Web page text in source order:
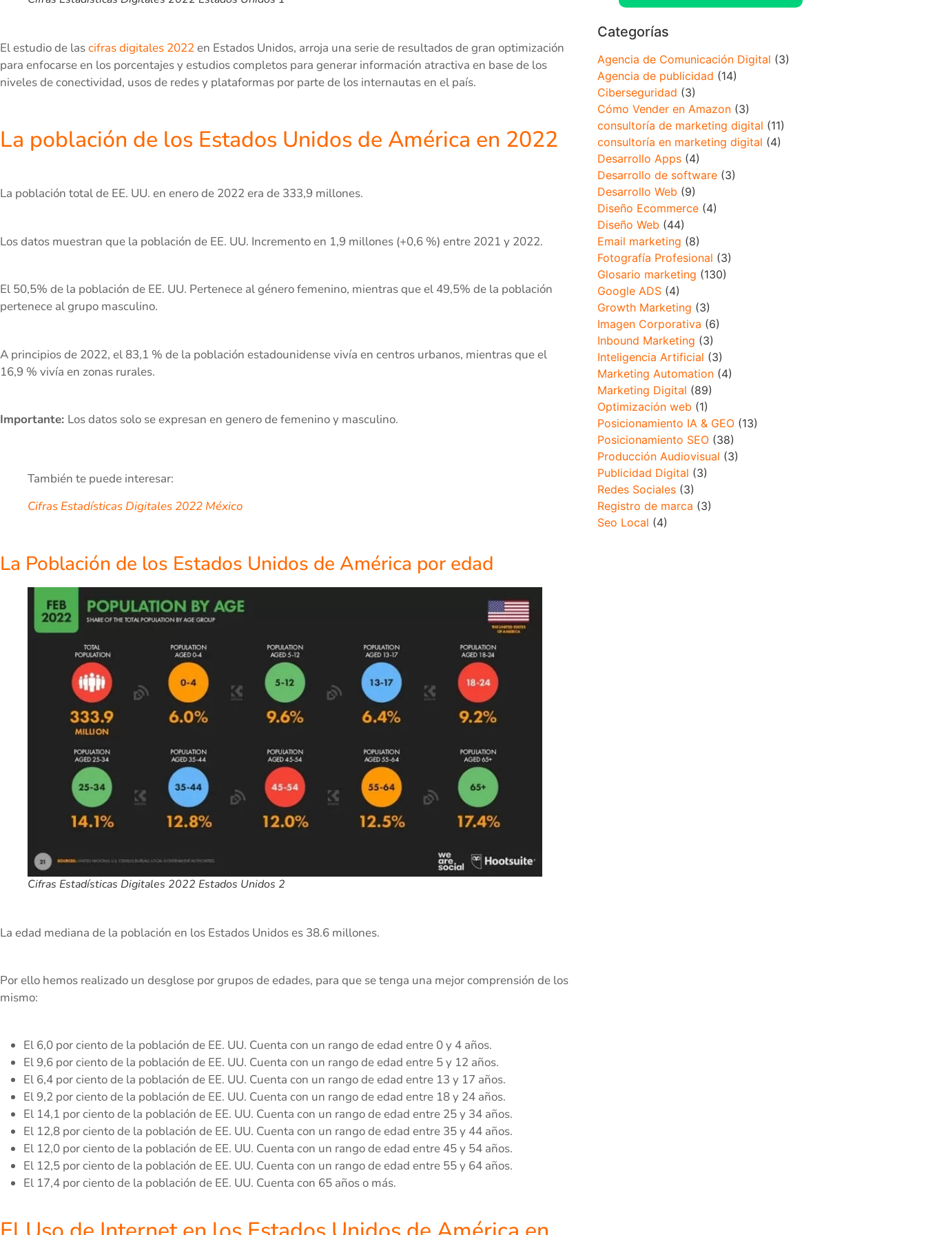
El estudio de lascifras digitales 2022en Estados Unidos, arroja una serie de resultados de gran optimización
para enfocarse en los porcentajes y estudios completos para generar información atractiva en base de los
niveles de conectividad, usos de redes y plataformas por parte de los internautas en el país.
La población de los Estados Unidos de América en 2022
La población total de EE. UU. en enero de 2022 era de 333,9 millones.
Los datos muestran que la población de EE. UU. Incremento en 1,9 millones (+0,6 %) entre 2021 y 2022.
El 50,5% de la población de EE. UU. Pertenece al género femenino, mientras que el 49,5% de la población
pertenece al grupo masculino.
A principios de 2022, el 83,1 % de la población estadounidense vivía en centros urbanos, mientras que el
16,9 % vivía en zonas rurales.
Importante: Los datos solo se expresan en genero de femenino y masculino.
También te puede interesar:
Cifras Estadísticas Digitales 2022 México
La Población de los Estados Unidos de América por edad
Cifras Estadísticas Digitales 2022 Estados Unidos 2
La edad mediana de la población en los Estados Unidos es 38.6 millones.
Por ello hemos realizado un desglose por grupos de edades, para que se tenga una mejor comprensión de los
mismo:
El 6,0 por ciento de la población de EE. UU. Cuenta con un rango de edad entre 0 y 4 años.
El 9,6 por ciento de la población de EE. UU. Cuenta con un rango de edad entre 5 y 12 años.
El 6,4 por ciento de la población de EE. UU. Cuenta con un rango de edad entre 13 y 17 años.
El 9,2 por ciento de la población de EE. UU. Cuenta con un rango de edad entre 18 y 24 años.
El 14,1 por ciento de la población de EE. UU. Cuenta con un rango de edad entre 25 y 34 años.
El 12,8 por ciento de la población de EE. UU. Cuenta con un rango de edad entre 35 y 44 años.
El 12,0 por ciento de la población de EE. UU. Cuenta con un rango de edad entre 45 y 54 años.
El 12,5 por ciento de la población de EE. UU. Cuenta con un rango de edad entre 55 y 64 años.
El 17,4 por ciento de la población de EE. UU. Cuenta con 65 años o más.
Categorías
Agencia de Comunicación Digital (3)
Agencia de publicidad (14)
Ciberseguridad (3)
Cómo Vender en Amazon(3)
consultoría de marketing digital (11)
consultoría en marketing digital (4)
Desarrollo Apps(4)
Desarrollo de software(3)
Desarrollo Web (9)
Diseño Ecommerce(4)
Diseño Web (44)
Email marketing (8)
Fotografía Profesional (3)
Glosario marketing (130)
Google ADS(4)
Growth Marketing (3)
Imagen Corporativa (6)
Inbound Marketing (3)
Inteligencia Artificial (3)
Marketing Automation(4)
Marketing Digital (89)
Optimización web (1)
Posicionamiento IA & GEO(13)
Posicionamiento SEO(38)
Producción Audiovisual (3)
Publicidad Digital (3)
Redes Sociales(3)
Registro de marca (3)
Seo Local (4)